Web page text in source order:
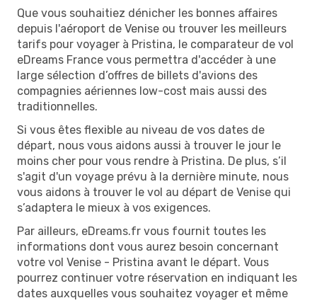
Que vous souhaitiez dénicher les bonnes affaires
depuis l'aéroport de Venise ou trouver les meilleurs
tarifs pour voyager à Pristina, le comparateur de vol
eDreams France vous permettra d'accéder à une
large sélection d’offres de billets d'avions des
compagnies aériennes low-cost mais aussi des
traditionnelles.
Si vous êtes flexible au niveau de vos dates de
départ, nous vous aidons aussi à trouver le jour le
moins cher pour vous rendre à Pristina. De plus, s’il
s'agit d'un voyage prévu à la dernière minute, nous
vous aidons à trouver le vol au départ de Venise qui
s’adaptera le mieux à vos exigences.
Par ailleurs, eDreams.fr vous fournit toutes les
informations dont vous aurez besoin concernant
votre vol Venise - Pristina avant le départ. Vous
pourrez continuer votre réservation en indiquant les
dates auxquelles vous souhaitez voyager et même